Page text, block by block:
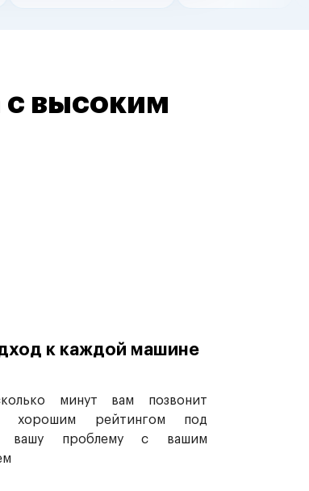
высоким
к каждой машине
минут вам позвонит
хорошим рейтингом под
вашу проблему с вашим